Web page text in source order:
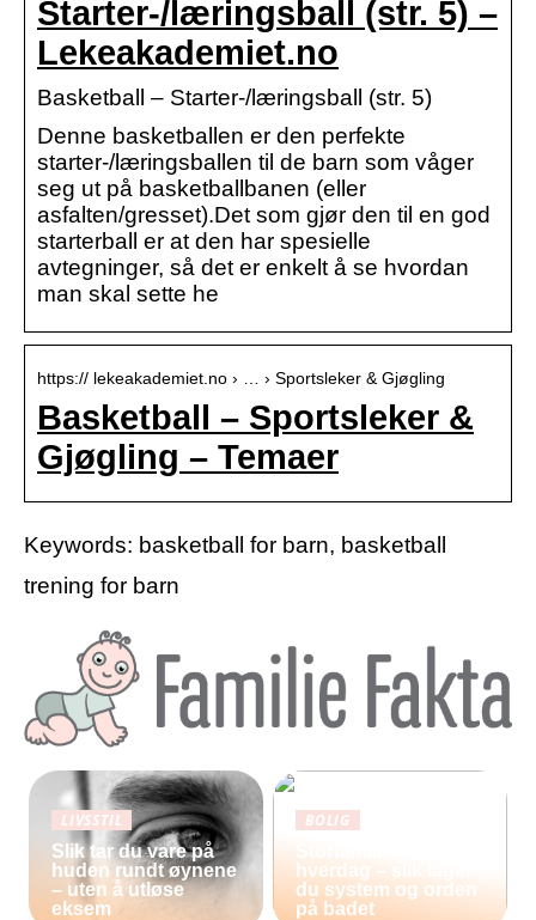
Starter-/læringsball (str. 5) –
Lekeakademiet.no
Basketball – Starter-/læringsball (str. 5)
Denne basketballen er den perfekte
starter-/læringsballen til de barn som våger
seg ut på basketballbanen (eller
asfalten/gresset).Det som gjør den til en god
starterball er at den har spesielle
avtegninger, så det er enkelt å se hvordan
man skal sette he
https:// lekeakademiet.no › … › Sportsleker & Gjøgling
Basketball – Sportsleker &
Gjøgling – Temaer
Keywords: basketball for barn, basketball
trening for barn
LIVSSTIL
Slik tar du vare på
huden rundt øynene
– uten å utløse
eksem
BOLIG
hverdag – slik lager
du system og orden
på badet